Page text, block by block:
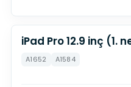
iPad Pro 12.9 inç (1.
A1652 A1584